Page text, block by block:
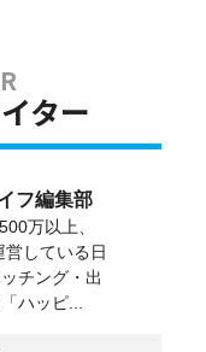
ター
フ編集部
万以上、
している日
チング・出
ハッピ...